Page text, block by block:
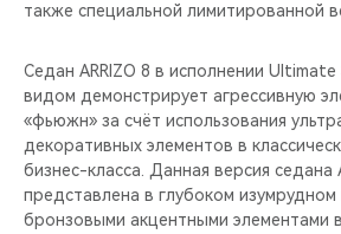
также специальной лимитированной
Седан ARRIZO 8 в исполнении
видом демонстрирует агрессивную
«фьюжн» за счёт использования
декоративных элементов в
бизнес-класса. Данная версия седана
представлена в глубоком изумрудном
бронзовыми акцентными элементами